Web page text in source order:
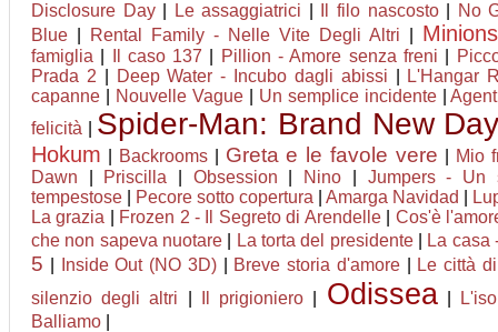
Disclosure Day| Le assaggiatrici Il filo nascosto|
No
Blue
Rental Family - Nelle Vite Degli Altri
famiglia Il caso 137 Pillion - Amore senza freni
Prada 2
Deep Water - Incubo dagli abissi
L'Hangar
capanne
Nouvelle Vague| Un semplice incidente|
felicità
Spider-Man: Brand New
Hokum Backrooms| Greta e le favole vere
Mio
Dawn
Priscilla Obsession Nino
Jumpers - Un
tempestose
Pecore sotto copertura Amarga Navidad
La grazia
Frozen 2 - Il Segreto di Arendelle| Cos'è
che non sapeva nuotare| La torta del presidente| La casa
5 Inside Out (NO 3D)| Breve storia d'amore|
Le città
silenzio degli altri
Il prigioniero Odissea|
Balliamo